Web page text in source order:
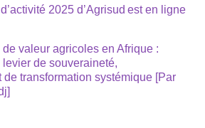
2025 d’Agrisud est en ligne
valeur agricoles en Afrique :
levier de souveraineté,
de transformation systémique [Par